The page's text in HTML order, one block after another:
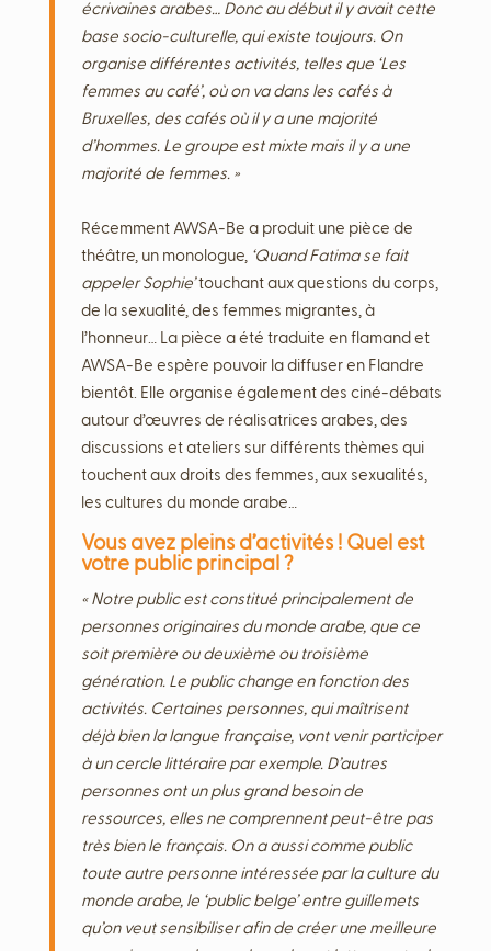
écrivaines arabes… Donc au début il y avait cette
base socio-culturelle, qui existe toujours. On
organise différentes activités, telles que ‘Les
femmes au café’, où on va dans les cafés à
Bruxelles, des cafés où il y a une majorité
d’hommes. Le groupe est mixte mais il y a une
majorité de femmes. »
Récemment AWSA-Be a produit une pièce de
théâtre, un monologue, ‘Quand Fatima se fait
appeler Sophie’touchant aux questions du corps,
de la sexualité, des femmes migrantes, à
l’honneur… La pièce a été traduite en flamand et
AWSA-Be espère pouvoir la diffuser en Flandre
bientôt. Elle organise également des ciné-débats
autour d’œuvres de réalisatrices arabes, des
discussions et ateliers sur différents thèmes qui
touchent aux droits des femmes, aux sexualités,
les cultures du monde arabe…
Vous avez pleins d’activités ! Quel est
votre public principal ?
« Notre public est constitué principalement de
personnes originaires du monde arabe, que ce
soit première ou deuxième ou troisième
génération. Le public change en fonction des
activités. Certaines personnes, qui maîtrisent
déjà bien la langue française, vont venir participer
à un cercle littéraire par exemple. D’autres
personnes ont un plus grand besoin de
ressources, elles ne comprennent peut-être pas
très bien le français. On a aussi comme public
toute autre personne intéressée par la culture du
monde arabe, le ‘public belge’ entre guillemets
qu’on veut sensibiliser afin de créer une meilleure